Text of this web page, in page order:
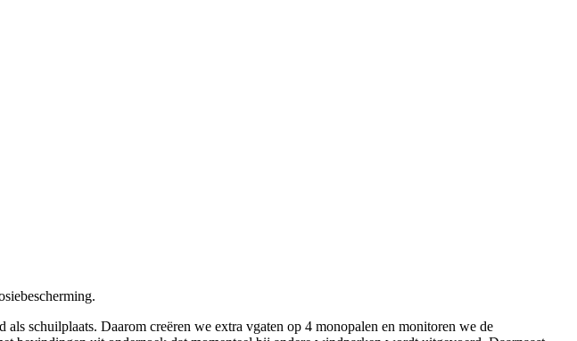
schuilplaats. Daarom creëren we extra vgaten op 4 monopalen en monitoren we de